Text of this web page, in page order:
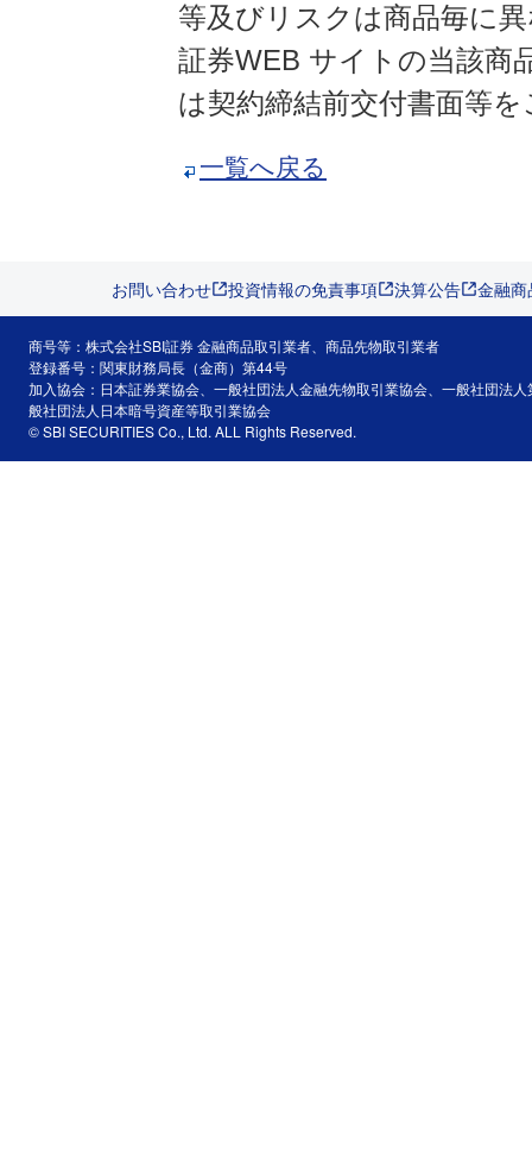
等及びリスクは商品毎に
証券WEB サイトの当該商
は契約締結前交付書面等
一覧へ戻る
お問い合わせ 投資情報の免責事項 決算公告 金融
商号等：株式会社SBI証券 金融商品取引業者、商品先物取引業者
登録番号：関東財務局長（金商）第44号
加入協会：日本証券業協会、一般社団法人金融先物取引業協会、一般社団法
般社団法人日本暗号資産等取引業協会
© SBI SECURITIES Co., Ltd. ALL Rights Reserved.